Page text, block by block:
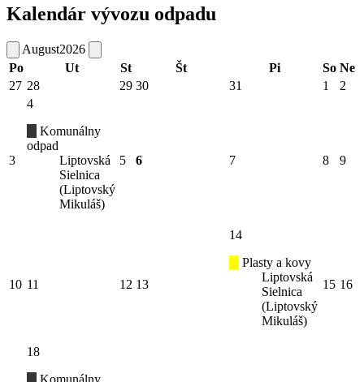
Kalendár vývozu odpadu
August2026
Po
Ut St Št Pi So Ne
27 28 29 30 31 1 2
3
4
Komunálny
odpad
Liptovská
Sielnica
(Liptovský
Mikuláš)
5 6 7 8 9
10 11 12 13
14
Plasty a kovy
Liptovská
Sielnica
(Liptovský
Mikuláš)
15 16
18